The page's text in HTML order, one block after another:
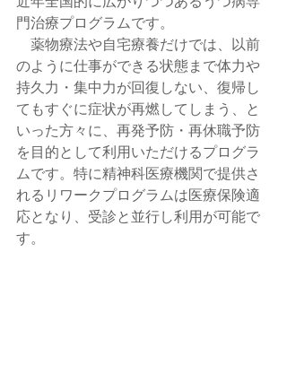
門治療プログラムです。
薬物療法や自宅療養だけでは、以前
のように仕事ができる状態まで体力や
持久力・集中力が回復しない、復帰し
てもすぐに症状が再燃してしまう、と
いった方々に、再発予防・再休職予防
を目的として利用いただけるプログラ
ムです。特に精神科医療機関で提供さ
れるリワークプログラムは医療保険適
応となり、受診と並行し利用が可能で
す。